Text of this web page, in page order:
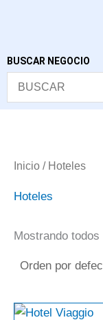
BUSCAR NEGOCIO
Inicio / Hoteles
Hoteles
Mostrando